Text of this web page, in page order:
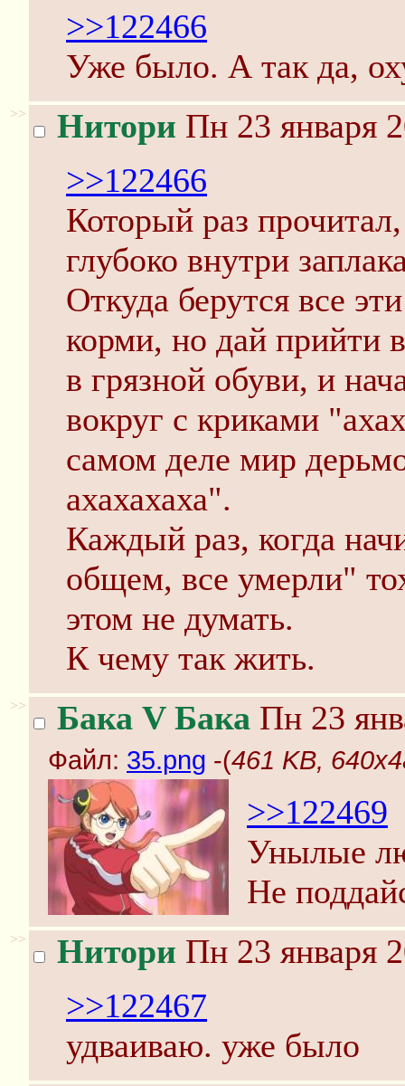
>>122466
Уже было. А так да,
>> Нитори Пн 23 января
>>122466
Который раз
глубоко внутри
Откуда берутся все
корми, но дай прийти
в грязной обуви, и
вокруг с криками
самом деле мир
ахахахаха".
Каждый раз, когда
общем, все умерли"
этом не думать.
К чему так жить.
>> Бака V Бака Пн 23
Файл: 35.png -(461 KB,
>>122469
Унылые
Не
>> Нитори Пн 23 января
>>122467
удваиваю. уже было